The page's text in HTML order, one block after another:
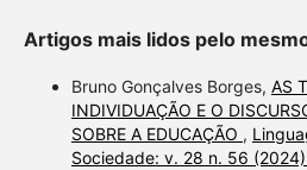
Artigos mais lidos pelo
Bruno Gonçalves Borges, AS
INDIVIDUAÇÃO E O
SOBRE A EDUCAÇÃO ,
Sociedade: v. 28 n. 56